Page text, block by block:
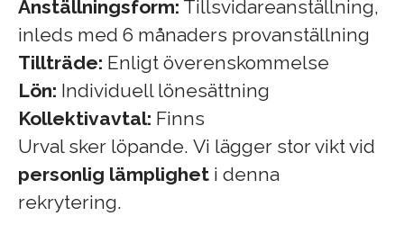
Anställningsform: Tillsvidareanställning,
inleds med 6 månaders provanställning
Tillträde: Enligt överenskommelse
Lön: Individuell lönesättning
Kollektivavtal: Finns
Urval sker löpande. Vi lägger stor vikt vid
personlig lämplighet i denna
rekrytering.